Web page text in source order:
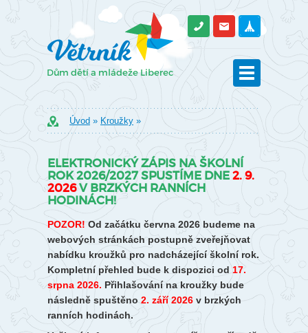
Úvod » Kroužky »
ELEKTRONICKÝ ZÁPIS NA ŠKOLNÍ
ROK 2026/2027 SPUSTÍME DNE2. 9.
2026V BRZKÝCH RANNÍCH
HODINÁCH!
POZOR! Od začátku června 2026 budeme na
webových stránkách postupně zveřejňovat
nabídku kroužků pro nadcházející školní rok.
Kompletní přehled bude k dispozici od 17.
srpna 2026. Přihlašování na kroužky bude
následně spuštěno 2. září 2026 v brzkých
ranních hodinách.